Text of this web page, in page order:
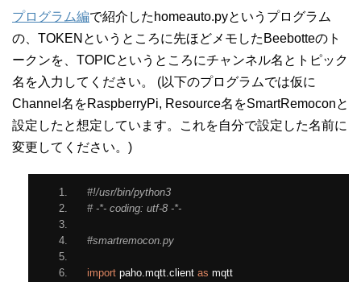
プログラム編で紹介したhomeauto.pyというプログラム
の、TOKENというところに先ほどメモしたBeebotteのト
ークンを、TOPICというところにチャンネル名とトピック
名を入力してください。 (以下のプログラムでは仮に
Channel名をRaspberryPi, Resource名をSmartRemoconと
設定したと想定しています。これを自分で設定した名前に
変更してください。)
#!/usr/bin/python3
# -*- coding: utf-8 -*-
#smartremocon.py
import paho mqtt client as mqtt